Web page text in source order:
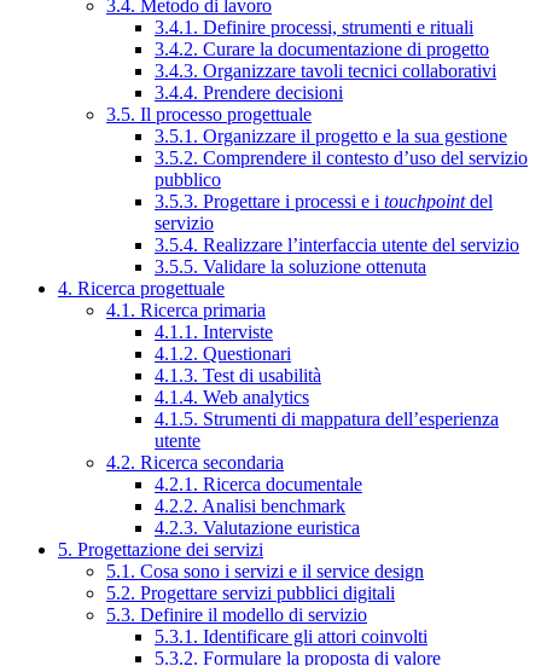
3.4. Metodo di lavoro
3.4.1. Definire processi, strumenti e rituali
3.4.2. Curare la documentazione di progetto
3.4.3. Organizzare tavoli tecnici collaborativi
3.4.4. Prendere decisioni
3.5. Il processo progettuale
3.5.1. Organizzare il progetto e la sua gestione
3.5.2. Comprendere il contesto d’uso del servizio
pubblico
3.5.3. Progettare i processi e i touchpointdel
servizio
3.5.4. Realizzare l’interfaccia utente del servizio
3.5.5. Validare la soluzione ottenuta
4. Ricerca progettuale
4.1. Ricerca primaria
4.1.1. Interviste
4.1.2. Questionari
4.1.3. Test di usabilità
4.1.4. Web analytics
4.1.5. Strumenti di mappatura dell’esperienza
utente
4.2. Ricerca secondaria
4.2.1. Ricerca documentale
4.2.2. Analisi benchmark
4.2.3. Valutazione euristica
5. Progettazione dei servizi
5.1. Cosa sono i servizi e il service design
5.2. Progettare servizi pubblici digitali
5.3. Definire il modello di servizio
5.3.1. Identificare gli attori coinvolti
5.3.2. Formulare la proposta di valore